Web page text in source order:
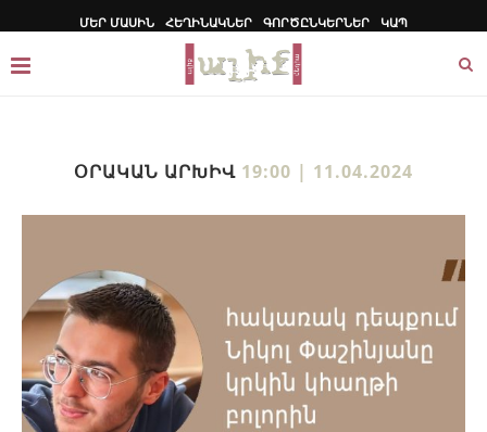
ՄԵՐ ՄԱՍԻՆ ՀԵՂԻՆԱԿՆԵՐ ԳՈՐԾԸՆԿԵՐՆԵՐ ԿԱՊ
ՕՐԱԿԱՆ ԱՐԽԻՎ 19:00 | 11.04.2024